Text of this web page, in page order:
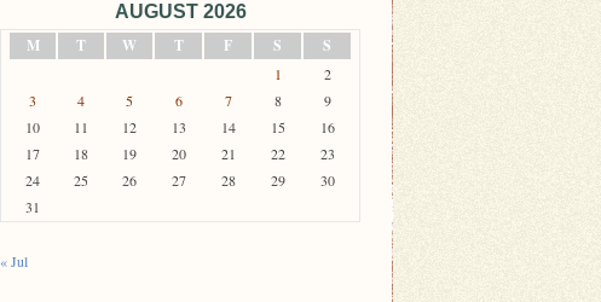
AUGUST 2026
M
T W T F S S
1
2
3
4 5 6 7 8
9
10
11 12 13 14 15
16
17
18 19 20 21 22
23
24
25 26 27 28 29
30
31
« Jul